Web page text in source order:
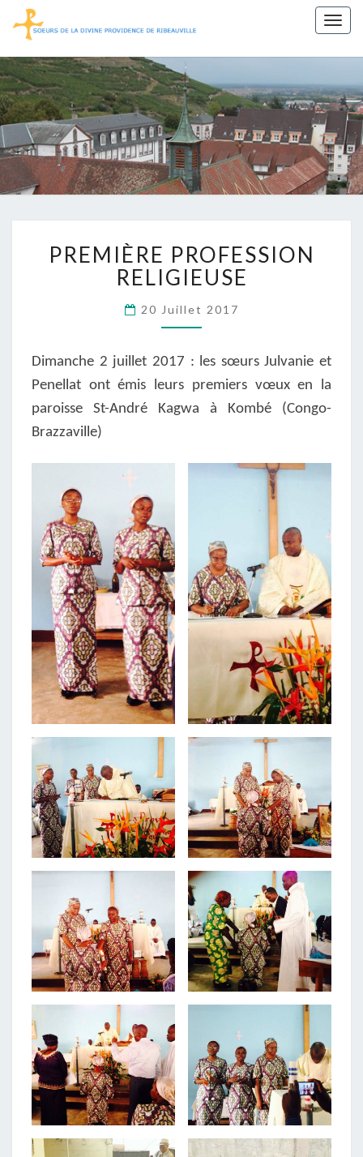
Sœurs De
La Divine
Providence
De
Ribeauvillé
PROFESSION
RELIGIEUSE
PREMIÈRE PROFESSION
RELIGIEUSE
20 Juillet 2017
Dimanche 2 juillet 2017 : les sœurs Julvanie et
Penellat ont émis leurs premiers vœux en la
paroisse St-André Kagwa à Kombé (Congo-
Brazzaville)